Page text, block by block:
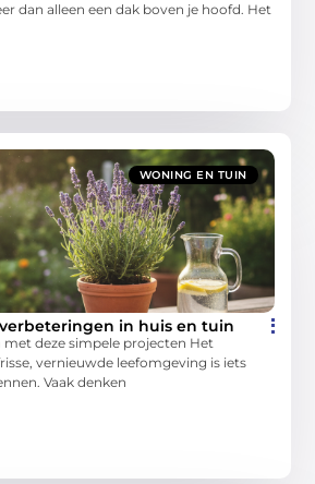
dan alleen een dak boven je hoofd. Het
WONING EN TUIN
in huis en tuin
met deze simpele projecten Het
vernieuwde leefomgeving is iets
Vaak denken